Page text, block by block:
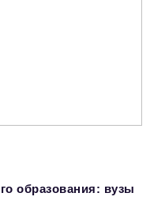
образования: вузы